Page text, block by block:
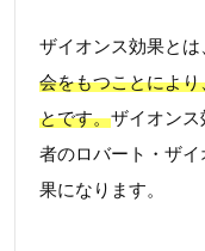
ザイオンス効果とは
会をもつことによ
とです。ザイオン
者のロバート・ザ
果になります。